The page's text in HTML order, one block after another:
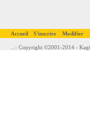
Accueil S'inscrire Modifier
..:: Copyright ©2001-2014 -